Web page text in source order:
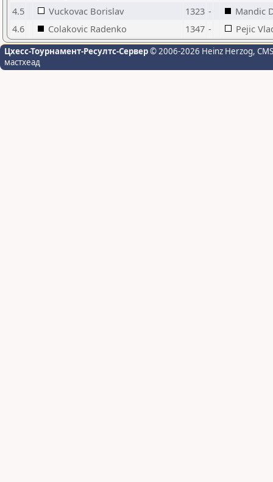
4.5
Vuckovac Borislav 1323 -
Mandic
4.6
Colakovic Radenko 1347 - Pejic
Цхесс-Тоурнамент-Ресултс-Сервер© 2006-2026 Heinz Herzog,
мастхеад